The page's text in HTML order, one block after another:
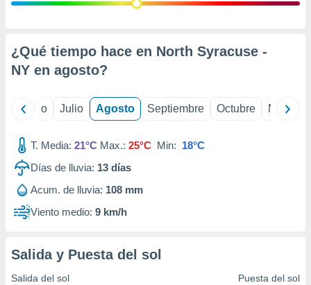
e
mediante
publicidad
de
1199
¿Qué tiempo hace en North Syracuse -
NY en agosto?
Junio Julio Agosto Septiembre Octubre
T. Media: 21°C Max.: 25°C Min: 18°C
Días de lluvia: 13 días
Acum. de lluvia: 108 mm
Viento medio: 9 km/h
Salida y Puesta del sol
Salida del sol Puesta del sol